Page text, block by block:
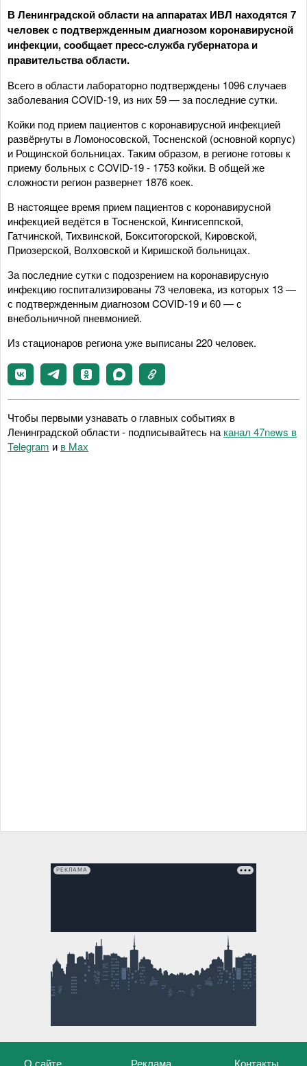
В Ленинградской области на аппаратах ИВЛ находятся 7
человек с подтвержденным диагнозом коронавирусной
инфекции, сообщает пресс-служба губернатора и
правительства области.
Всего в области лабораторно подтверждены 1096 случаев
заболевания COVID-19, из них 59 — за последние сутки.
Койки под прием пациентов с коронавирусной инфекцией
развёрнуты в Ломоносовской, Тосненской (основной корпус)
и Рощинской больницах. Таким образом, в регионе готовы к
приему больных с COVID-19 - 1753 койки. В общей же
сложности регион развернет 1876 коек.
В настоящее время прием пациентов с коронавирусной
инфекцией ведётся в Тосненской, Кингисеппской,
Гатчинской, Тихвинской, Бокситогорской, Кировской,
Приозерской, Волховской и Киришской больницах.
За последние сутки с подозрением на коронавирусную
инфекцию госпитализированы 73 человека, из которых 13 —
с подтвержденным диагнозом COVID-19 и 60 — с
внебольничной пневмонией.
Из стационаров региона уже выписаны 220 человек.
Чтобы первыми узнавать о главных событиях в
Ленинградской области - подписывайтесь на канал 47news в
Telegram и в Maх
РЕКЛАМА
О сайте Реклама Контакты